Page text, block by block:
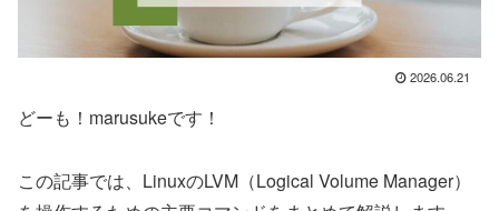
2026.06.21
どーも！marusukeです！
この記事では、LinuxのLVM（Logical Volume Manager）